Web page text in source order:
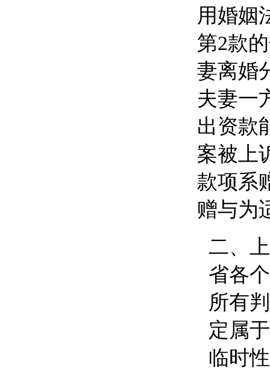
用婚姻
第2款
妻离婚
夫妻一
出资款
案被上
款项系
赠与为
二、
省各
所有
定属
临时